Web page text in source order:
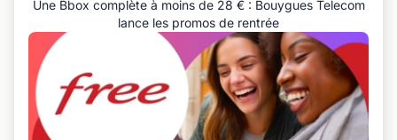
Une Bbox complète à moins de 28 € : Bouygues Telecom
lance les promos de rentrée